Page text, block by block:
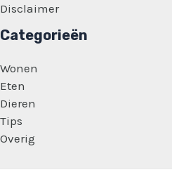
Disclaimer
Categorieën
Wonen
Eten
Dieren
Tips
Overig